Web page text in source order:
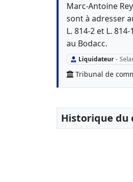
Marc-Antoine
sont à adresser
L. 814-2 et L.
au Bodacc.
Liquidateur -
Tribunal de
Historique du